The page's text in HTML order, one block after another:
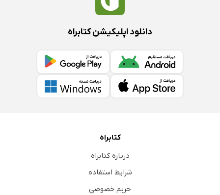
دانلود اپلیکیشن کتابراه
کتابراه
درباره کتابراه
شرایط استفاده
حریم خصوصی